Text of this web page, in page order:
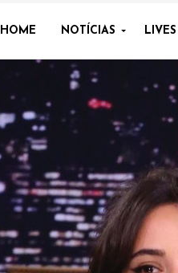
HOME NOTÍCIAS LIVES